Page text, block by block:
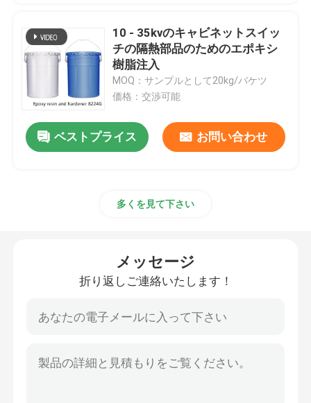
室温エポキシ
硬化エポキシ樹脂
無水ケイ酸の粉
エポキシ顔料ペースト
電気隔熱エポキシ樹脂
10 - 35kvのキャビネットスイッ
チの隔熱部品のためのエポキシ
樹脂注入
MOQ：サンプルとして20kg/バケツ
価格：交渉可能
ベストプライス お問い合わせ
多くを見て下さい
メッセージ
折り返しご連絡いたします！